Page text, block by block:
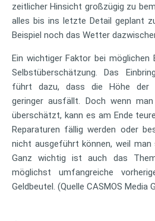
zeitlicher Hinsicht großzügig zu
alles bis ins letzte Detail geplant
Beispiel noch das Wetter
Ein wichtiger Faktor bei möglichen
Selbstüberschätzung. Das
führt dazu, dass die Höhe der
geringer ausfällt. Doch wenn
überschätzt, kann es am Ende
Reparaturen fällig werden oder
nicht ausgeführt können, weil
Ganz wichtig ist auch das
möglichst umfangreiche
Geldbeutel. (Quelle CASMOS Media